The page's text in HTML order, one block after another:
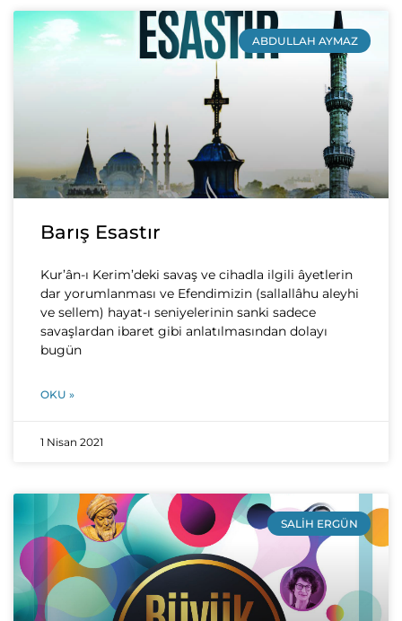
ABDULLAH AYMAZ
Barış Esastır
Kur’ân-ı Kerim’deki savaş ve cihadla ilgili âyetlerin
dar yorumlanması ve Efendimizin (sallallâhu aleyhi
ve sellem) hayat-ı seniyelerinin sanki sadece
savaşlardan ibaret gibi anlatılmasından dolayı
bugün
OKU »
1 Nisan 2021
SALIH ERGÜN